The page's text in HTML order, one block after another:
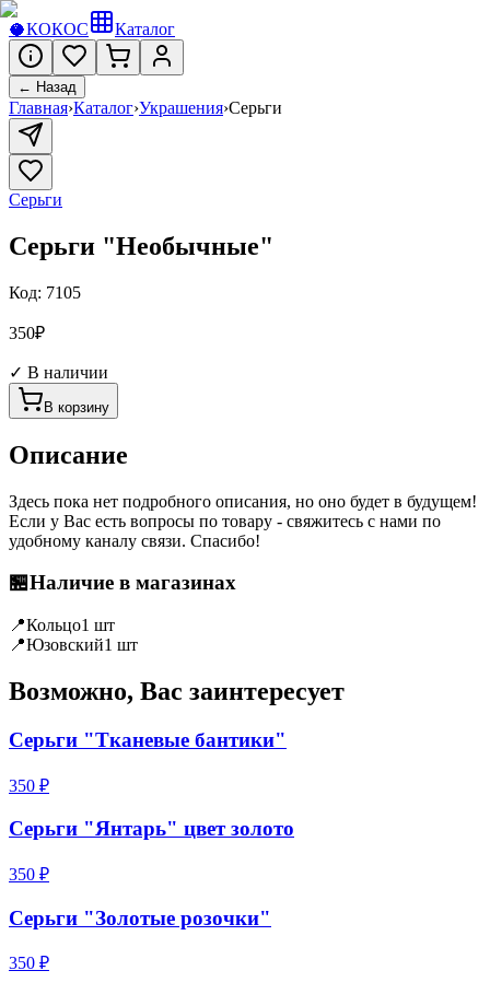
🥥КОКОС Каталог
← Назад
Главная›Каталог›Украшения›Серьги
Серьги
Серьги "Необычные"
Код: 7105
350₽
✓ В наличии
В корзину
Описание
Здесь пока нет подробного описания, но оно будет в будущем!
Если у Вас есть вопросы по товару - свяжитесь с нами по
удобному каналу связи. Спасибо!
🏪Наличие в магазинах
📍Кольцо1 шт
📍Юзовский1 шт
Возможно, Вас заинтересует
Серьги "Тканевые бантики"
350 ₽
Серьги "Янтарь" цвет золото
350 ₽
Серьги "Золотые розочки"
350 ₽